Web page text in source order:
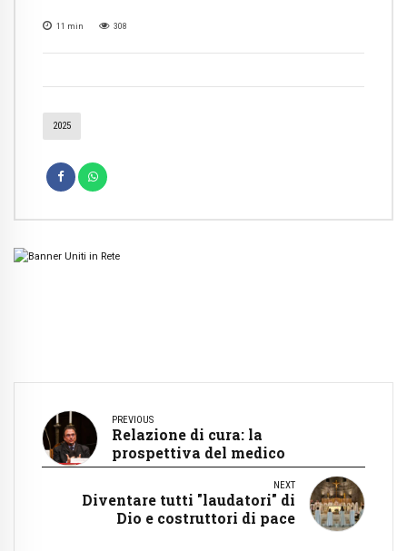
11 min 308
2025
PREVIOUS
Relazione di cura: la
prospettiva del medico
NEXT
Diventare tutti "laudatori" di
Dio e costruttori di pace